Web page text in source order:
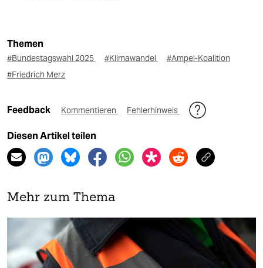
Themen
#Bundestagswahl 2025 #Klimawandel
#Ampel-Koalition
#Friedrich Merz
Feedback Kommentieren Fehlerhinweis
Diesen Artikel teilen
Mehr zum Thema